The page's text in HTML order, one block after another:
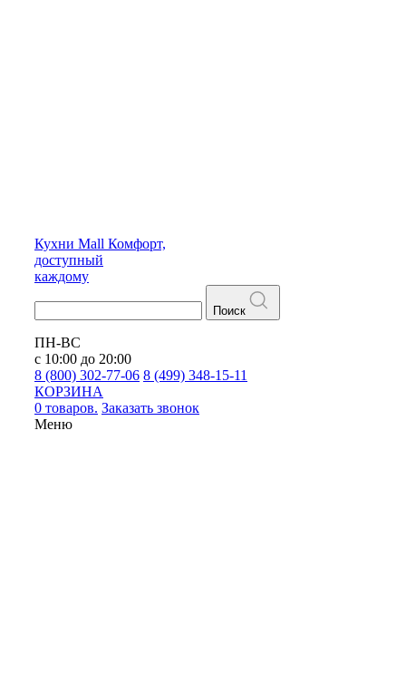
Кухни Mall Комфорт,
доступный
каждому
Поиск
ПН-ВС
с 10:00 до 20:00
8 (800) 302-77-06 8 (499) 348-15-11
КОРЗИНА
0 товаров. Заказать звонок
Меню